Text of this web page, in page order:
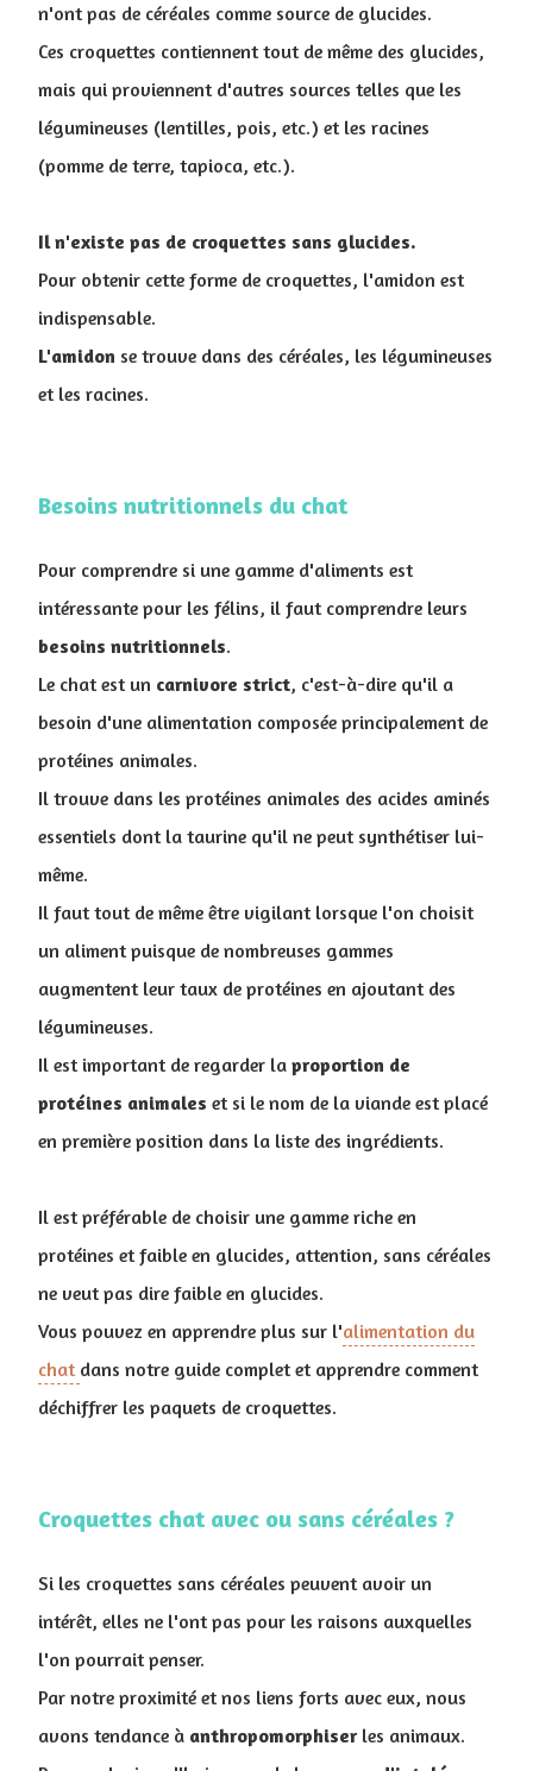
n'ont pas de céréales comme source de glucides.
Ces croquettes contiennent tout de même des glucides,
mais qui proviennent d'autres sources telles que les
légumineuses (lentilles, pois, etc.) et les racines
(pomme de terre, tapioca, etc.).
Il n'existe pas de croquettes sans glucides.
Pour obtenir cette forme de croquettes, l'amidon est
indispensable.
L'amidon se trouve dans des céréales, les légumineuses
et les racines.
Besoins nutritionnels du chat
Pour comprendre si une gamme d'aliments est
intéressante pour les félins, il faut comprendre leurs
besoins nutritionnels.
Le chat est un carnivore strict, c'est-à-dire qu'il a
besoin d'une alimentation composée principalement de
protéines animales.
Il trouve dans les protéines animales des acides aminés
essentiels dont la taurine qu'il ne peut synthétiser lui-
même.
Il faut tout de même être vigilant lorsque l'on choisit
un aliment puisque de nombreuses gammes
augmentent leur taux de protéines en ajoutant des
légumineuses.
Il est important de regarder la proportion de
protéines animales et si le nom de la viande est placé
en première position dans la liste des ingrédients.
Il est préférable de choisir une gamme riche en
protéines et faible en glucides, attention, sans céréales
ne veut pas dire faible en glucides.
Vous pouvez en apprendre plus sur l'alimentation du
chat dans notre guide complet et apprendre comment
déchiffrer les paquets de croquettes.
Croquettes chat avec ou sans céréales ?
Si les croquettes sans céréales peuvent avoir un
intérêt, elles ne l'ont pas pour les raisons auxquelles
l'on pourrait penser.
Par notre proximité et nos liens forts avec eux, nous
avons tendance à anthropomorphiserles animaux.